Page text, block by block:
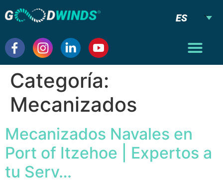
ES
Categoría:
Mecanizados
Mecanizados Navales en
Port of Itzehoe | Expertos a
tu Serv…